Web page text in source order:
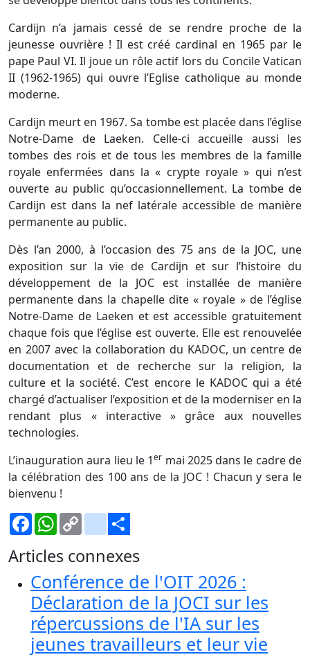
Cardijn n’a jamais cessé de se rendre proche de la
jeunesse ouvrière ! Il est créé cardinal en 1965 par le
pape Paul VI. Il joue un rôle actif lors du Concile Vatican
II (1962-1965) qui ouvre l’Eglise catholique au monde
moderne.
Cardijn meurt en 1967. Sa tombe est placée dans l’église
Notre-Dame de Laeken. Celle-ci accueille aussi les
tombes des rois et de tous les membres de la famille
royale enfermées dans la « crypte royale » qui n’est
ouverte au public qu’occasionnellement. La tombe de
Cardijn est dans la nef latérale accessible de manière
permanente au public.
Dès l’an 2000, à l’occasion des 75 ans de la JOC, une
exposition sur la vie de Cardijn et sur l’histoire du
développement de la JOC est installée de manière
permanente dans la chapelle dite « royale » de l’église
Notre-Dame de Laeken et est accessible gratuitement
chaque fois que l’église est ouverte. Elle est renouvelée
en 2007 avec la collaboration du KADOC, un centre de
documentation et de recherche sur la religion, la
culture et la société. C’est encore le KADOC qui a été
chargé d’actualiser l’exposition et de la moderniser en la
rendant plus « interactive » grâce aux nouvelles
technologies.
L’inauguration aura lieu le 1er mai 2025 dans le cadre de
la célébration des 100 ans de la JOC ! Chacun y sera le
bienvenu !
FacebookWhatsApp
Copy Gmail
Share
Articles connexes
Conférence de l'OIT 2026 :
Déclaration de la JOCI sur les
répercussions de l'IA sur les
jeunes travailleurs et leur vie